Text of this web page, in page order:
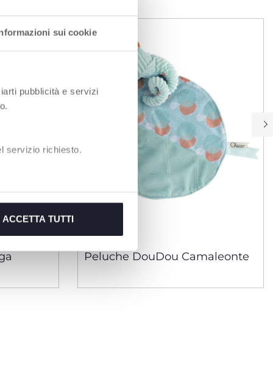
sui cookie
pubblicità e servizi
servizio richiesto.
ACCETTA TUTTI
Peluche DouDou Camaleonte